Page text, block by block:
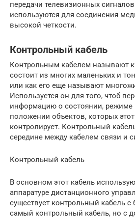
передачи телевизионных
используются для соединения
высокой четкости.
Контрольный кабель
Контрольным кабелем называют
состоит из многих маленьких и
или как его еще называют
Используется он для того, чтоб
информацию о состоянии, режиме
положении объектов, которых
контролирует. Контрольный
середине между кабелем связи и
Контрольный кабель
В основном этот кабель
аппаратуре дистанционного
существует контрольный кабель с
самый контрольный кабель, но с